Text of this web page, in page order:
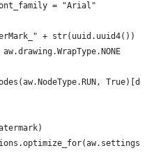
= "Arial"
+ str(uuid.uuid4())